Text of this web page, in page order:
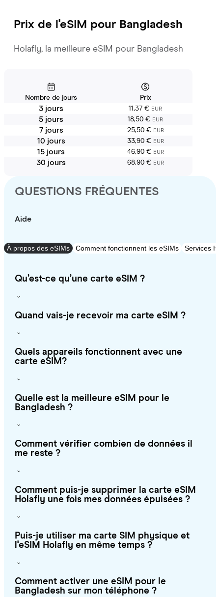
Prix de l'eSIM pour Bangladesh
Holafly, la meilleure eSIM pour Bangladesh
Nombre de jours Prix
3 jours 11,37 € EUR
5 jours 18,50 € EUR
7 jours 25,50 € EUR
10 jours 33,90 € EUR
15 jours 46,90 € EUR
30 jours 68,90 € EUR
QUESTIONS FRÉQUENTES
Aide
À propos des eSIMs Comment fonctionnent les eSIMs Services
Qu’est-ce qu’une carte eSIM ?
Quand vais-je recevoir ma carte eSIM ?
Quels appareils fonctionnent avec une
carte eSIM?
Quelle est la meilleure eSIM pour le
Bangladesh ?
Comment vérifier combien de données il
me reste ?
Comment puis-je supprimer la carte eSIM
Holafly une fois mes données épuisées ?
Puis-je utiliser ma carte SIM physique et
l'eSIM Holafly en même temps ?
Comment activer une eSIM pour le
Bangladesh sur mon téléphone ?